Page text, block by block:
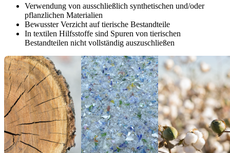
Verwendung von ausschließlich synthetischen und/oder
pflanzlichen Materialien
Bewusster Verzicht auf tierische Bestandteile
In textilen Hilfsstoffe sind Spuren von tierischen
Bestandteilen nicht vollständig auszuschließen